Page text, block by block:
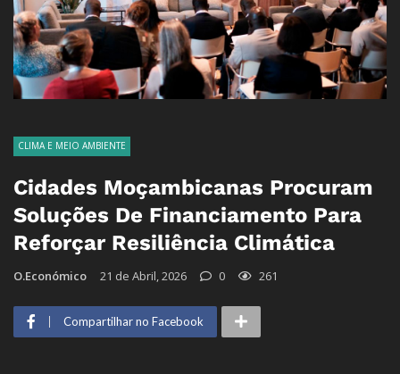
CLIMA E MEIO AMBIENTE
Cidades Moçambicanas Procuram
Soluções De Financiamento Para
Reforçar Resiliência Climática
O.Económico 21 de Abril, 2026 0 261
Compartilhar no Facebook